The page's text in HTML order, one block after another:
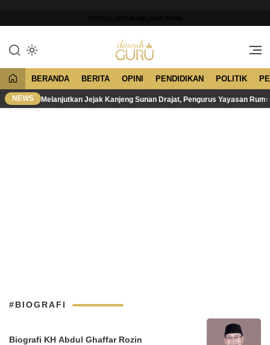
konten
Dawuh Guru
Merawat Tradisi, Membangun
BERANDA BERITA OPINI PENDIDIKAN POLITIK
NEWS Melanjutkan Jejak Kanjeng Sunan Drajat, Pengurus Yayasan
#BIOGRAFI
Biografi KH Abdul Ghaffar Rozin